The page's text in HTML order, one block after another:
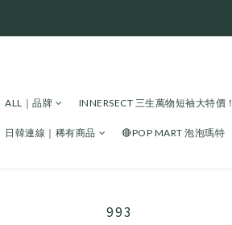
ALL｜品牌 INNERSECT 三生萬物短袖大特價！
日韓連線｜稀有商品 🔴POP MART 泡泡瑪特
993